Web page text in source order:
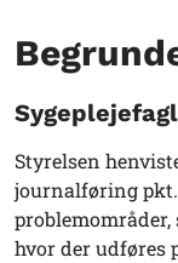
Styrelsen
journalføring pkt.
hvor der udføres